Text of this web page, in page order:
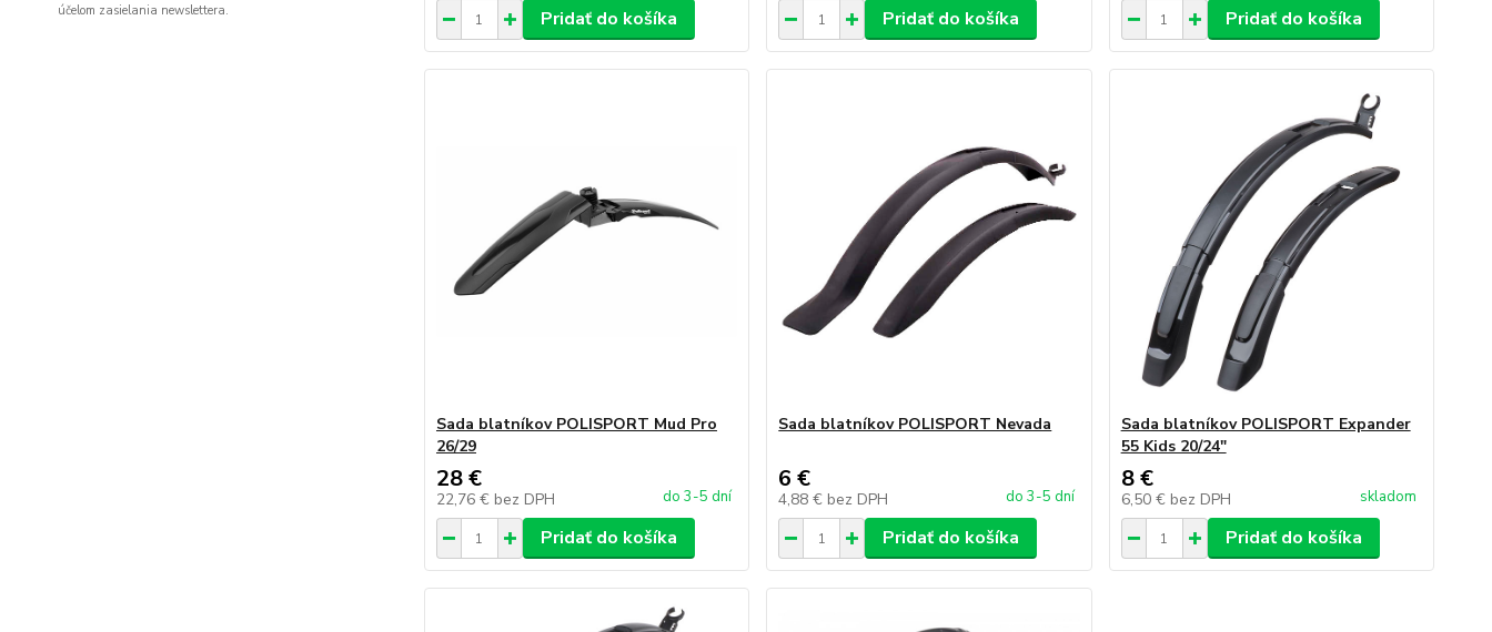
účelom zasielania newslettera.
Pridať do košíka Pridať do košíka Pridať do košíka
Sada blatníkov POLISPORT Mud Pro
26/29
28 €
22,76 € bez DPH do 3-5 dní
Pridať do košíka
Sada blatníkov POLISPORT Nevada
6 €
4,88 € bez DPH do 3-5 dní
Pridať do košíka
Sada blatníkov POLISPORT Expander
55 Kids 20/24"
8 €
6,50 € bez DPH skladom
Pridať do košíka